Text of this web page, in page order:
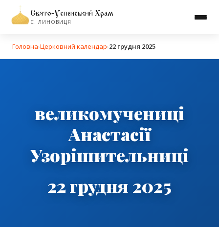
Свято-Успенський Храм
С. ЛИНОВИЦЯ
Головна›Церковний календар›22 грудня 2025
великомучениці
Анастасії
Узорішительниці
22 грудня 2025